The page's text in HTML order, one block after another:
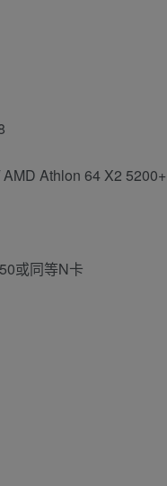
Athlon 64 X2
或同等N卡